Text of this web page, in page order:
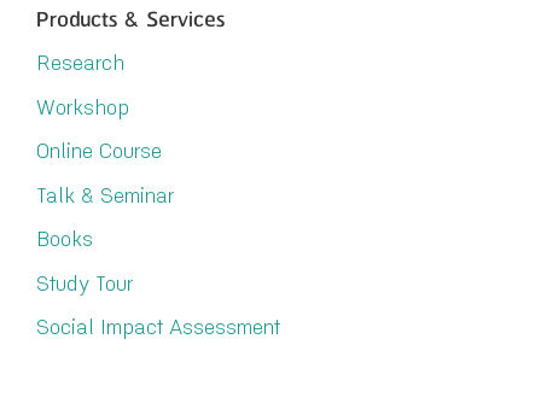
Products & Services
Research
Workshop
Online Course
Talk & Seminar
Books
Study Tour
Social Impact Assessment